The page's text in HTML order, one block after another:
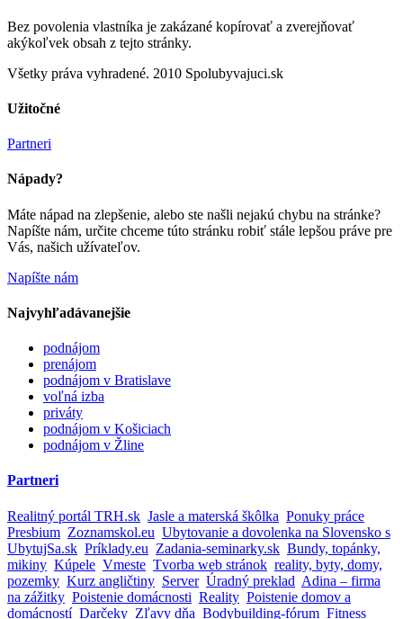
Bez povolenia vlastníka je zakázané kopírovať a zverejňovať
akýkoľvek obsah z tejto stránky.
Všetky práva vyhradené. 2010 Spolubyvajuci.sk
Užitočné
Partneri
Nápady?
Máte nápad na zlepšenie, alebo ste našli nejakú chybu na stránke?
Napíšte nám, určite chceme túto stránku robiť stále lepšou práve pre
Vás, našich užívateľov.
Napíšte nám
Najvyhľadávanejšie
podnájom
prenájom
podnájom v Bratislave
voľná izba
priváty
podnájom v Košiciach
podnájom v Žline
Partneri
Realitný portál TRH.sk Jasle a materská škôlka Ponuky práce
Presbium Zoznamskol.eu Ubytovanie a dovolenka na Slovensko s
UbytujSa.sk Príklady.eu Zadania-seminarky.sk Bundy, topánky,
mikiny Kúpele Vmeste Tvorba web stránok reality, byty, domy,
pozemky Kurz angličtiny Server Úradný preklad Adina – firma
na zážitky Poistenie domácnosti Reality Poistenie domov a
domácností Darčeky Zľavy dňa Bodybuilding-fórum Fitness